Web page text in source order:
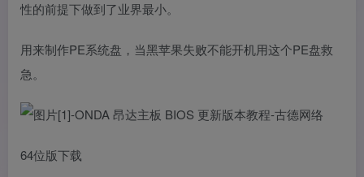
性的前提下做到了业界最小。
用来制作PE系统盘，当黑苹果失败不能开机用这个PE盘救
急。
64位版下载